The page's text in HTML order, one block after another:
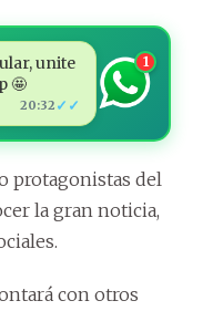
unite
🤩
20:32 ✓✓
1
protagonistas del
la gran noticia,
con otros